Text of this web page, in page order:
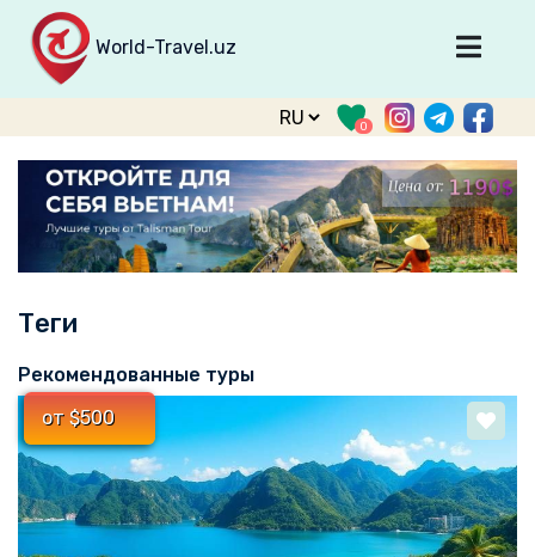
World-Travel.uz
Главная
Направления
Туры
Тур. фирмы
Табло прилета
Войти
Зарегистрироваться
support@world-travel.uz
0
Теги
Рекомендованные туры
от $500